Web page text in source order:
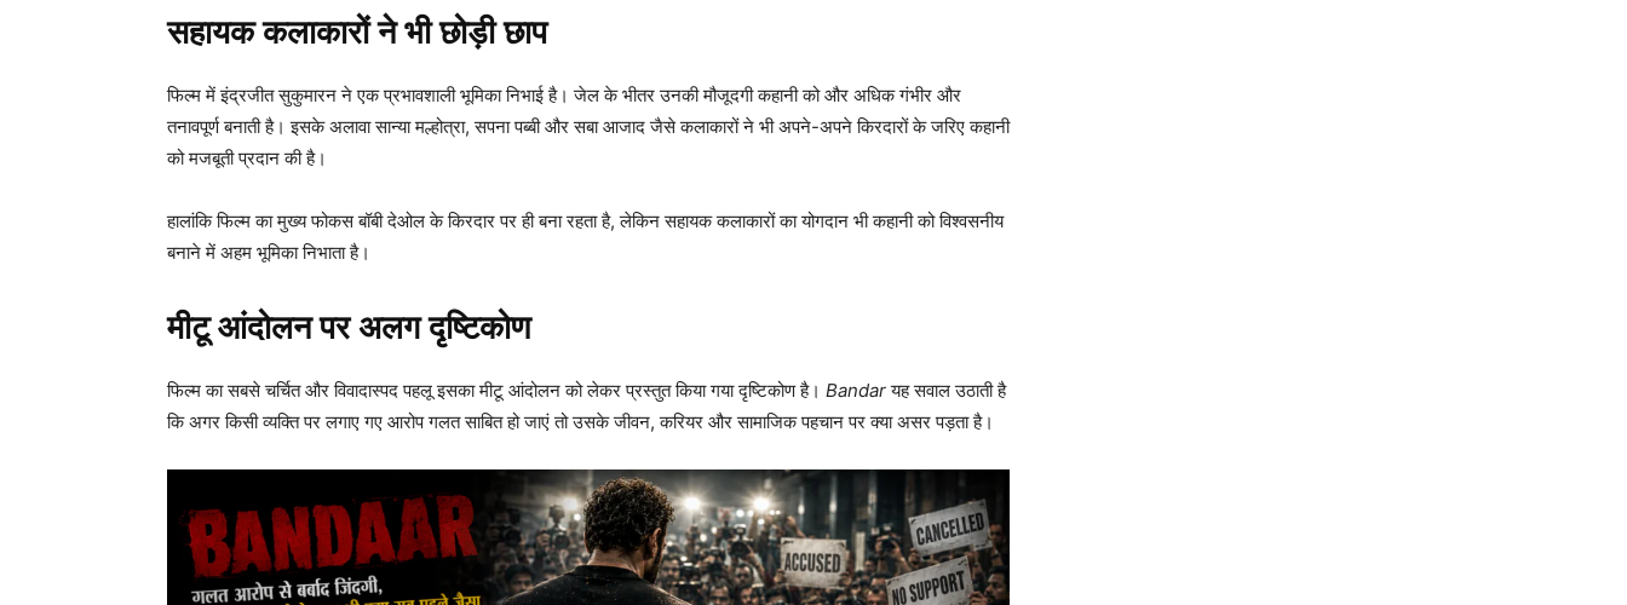
सहायक कलाकारों ने भी छोड़ी छाप
फिल्म में इंद्रजीत सुकुमारन ने एक प्रभावशाली भूमिका निभाई है। जेल के भीतर उनकी मौजूदगी कहानी को और अधिक गंभीर और
तनावपूर्ण बनाती है। इसके अलावा सान्या मल्होत्रा, सपना पब्बी और सबा आजाद जैसे कलाकारों ने भी अपने-अपने किरदारों के जरिए कहानी
को मजबूती प्रदान की है।
हालांकि फिल्म का मुख्य फोकस बॉबी देओल के किरदार पर ही बना रहता है, लेकिन सहायक कलाकारों का योगदान भी कहानी को विश्वसनीय
बनाने में अहम भूमिका निभाता है।
मीटू आंदोलन पर अलग दृष्टिकोण
फिल्म का सबसे चर्चित और विवादास्पद पहलू इसका मीटू आंदोलन को लेकर प्रस्तुत किया गया दृष्टिकोण है। Bandarयह सवाल उठाती है
कि अगर किसी व्यक्ति पर लगाए गए आरोप गलत साबित हो जाएं तो उसके जीवन, करियर और सामाजिक पहचान पर क्या असर पड़ता है।